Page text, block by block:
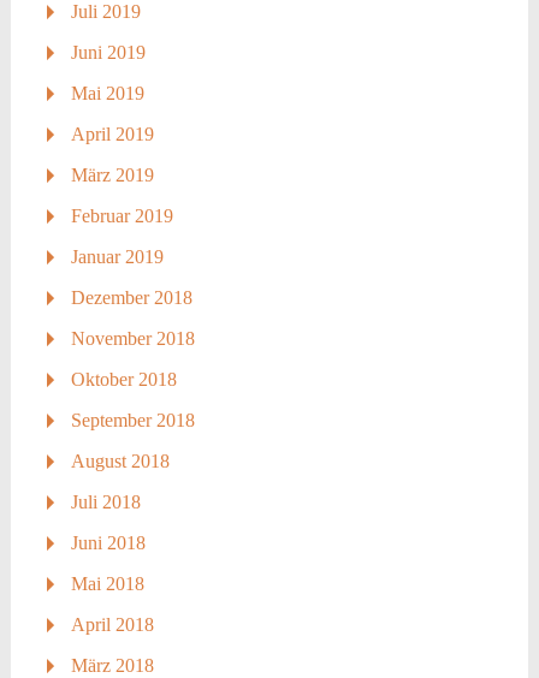
Juli 2019
Juni 2019
Mai 2019
April 2019
März 2019
Februar 2019
Januar 2019
Dezember 2018
November 2018
Oktober 2018
September 2018
August 2018
Juli 2018
Juni 2018
Mai 2018
April 2018
März 2018